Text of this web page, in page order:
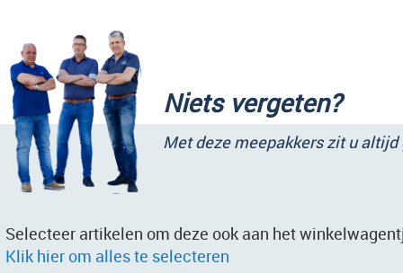
Niets vergeten?
Met deze meepakkers zit u altijd
Selecteer artikelen om deze ook aan het
Klik hier om alles te selecteren